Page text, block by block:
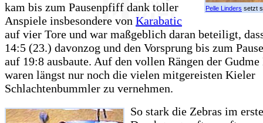
Pelle Linders setzt
kam bis zum Pausenpfiff dank toller
Anspiele insbesondere von Karabatic
auf vier Tore und war maßgeblich daran beteiligt,
14:5 (23.) davonzog und den Vorsprung bis zum
auf 19:8 ausbaute. Auf den vollen Rängen der
waren längst nur noch die vielen mitgereisten Kieler
Schlachtenbummler zu vernehmen.
So stark die Zebras im